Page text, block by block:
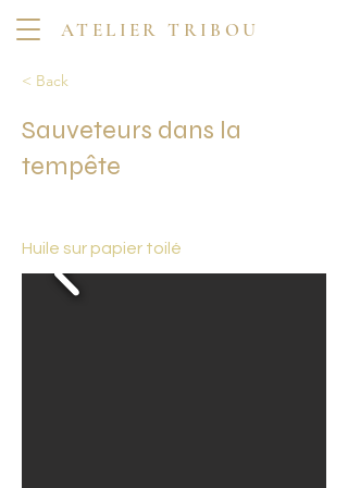
ATELIER TRIBOU
< Back
Sauveteurs dans la
tempête
Huile sur papier toilé